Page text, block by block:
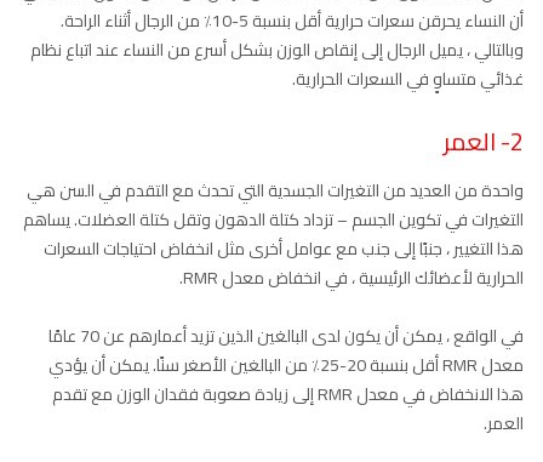
أن النساء يحرقن سعرات حرارية أقل بنسبة 5-10٪ من الرجال أثناء الراحة.
وبالتالي ، يميل الرجال إلى إنقاص الوزن بشكل أسرع من النساء عند اتباع نظام
غذائي متساوٍ في السعرات الحرارية.
2- العمر
واحدة من العديد من التغيرات الجسدية التي تحدث مع التقدم في السن هي
التغيرات في تكوين الجسم – تزداد كتلة الدهون وتقل كتلة العضلات. يساهم
هذا التغيير ، جنبًا إلى جنب مع عوامل أخرى مثل انخفاض احتياجات السعرات
الحرارية لأعضائك الرئيسية ، في انخفاض معدل RMR.
في الواقع ، يمكن أن يكون لدى البالغين الذين تزيد أعمارهم عن 70 عامًا
معدل RMR أقل بنسبة 20-25٪ من البالغين الأصغر سنًا. يمكن أن يؤدي
هذا الانخفاض في معدل RMR إلى زيادة صعوبة فقدان الوزن مع تقدم
العمر.